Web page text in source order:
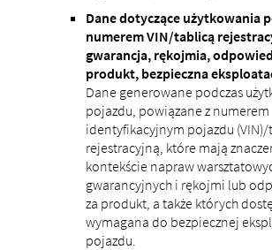
Dane dotyczące użytkowania
numerem VIN/tablicą
gwarancja, rękojmia,
produkt, bezpieczna
Dane generowane podczas
pojazdu, powiązane z numerem
identyfikacyjnym pojazdu
rejestracyjną, które mają
kontekście napraw
gwarancyjnych i rękojmi lub
za produkt, a także których
wymagana do bezpiecznej
pojazdu.